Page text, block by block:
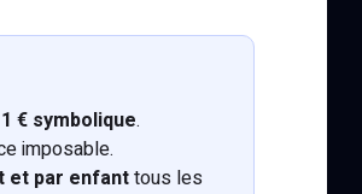
1 € symbolique.
imposable.
et par enfanttous les